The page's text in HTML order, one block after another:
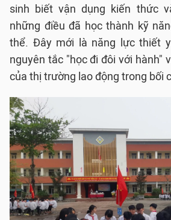
sinh biết vận dụng kiến thức
những điều đã học thành kỹ
thể. Đây mới là năng lực thiết
nguyên tắc "học đi đôi với hành"
của thị trường lao động trong bối